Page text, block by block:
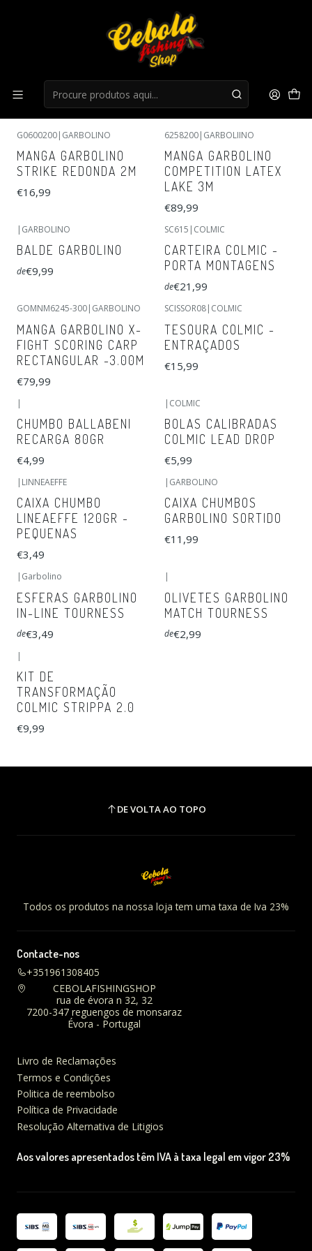
Acessorios Inglesa
Acessorios Inglesa
FILTROS
G0600200| GARBOLINO
MANGA GARBOLINO
STRIKE REDONDA 2M
€16,99
6258200| GARBOLIINO
MANGA GARBOLINO
COMPETITION LATEX
LAKE 3M
€89,99
| GARBOLINO
BALDE GARBOLINO
de€9,99
SC615 | COLMIC
CARTEIRA COLMIC -
PORTA MONTAGENS
de€21,99
GOMNM6245-300| GARBOLINO
MANGA GARBOLINO X-
FIGHT SCORING CARP
RECTANGULAR -3.00M
€79,99
SCISSOR08| COLMIC
TESOURA COLMIC -
ENTRAÇADOS
€15,99
|
CHUMBO BALLABENI
RECARGA 80GR
€4,99
| COLMIC
BOLAS CALIBRADAS
COLMIC LEAD DROP
€5,99
| LINNEAEFFE
CAIXA CHUMBO
LINEAEFFE 120GR -
PEQUENAS
€3,49
| GARBOLINO
CAIXA CHUMBOS
GARBOLINO SORTIDO
€11,99
Garbolino
ESFERAS GARBOLINO
IN-LINE TOURNESS
de€3,49
OLIVETES GARBOLINO
MATCH TOURNESS
de€2,99
|
KIT DE
TRANSFORMAÇÃO
COLMIC STRIPPA 2.0
€9,99
DE VOLTA AO TOPO
Todos os produtos na nossa loja tem uma taxa de Iva 23%
Contacte-nos
+351961308405
CEBOLAFISHINGSHOP
rua de évora n 32, 32
7200-347 reguengos de monsaraz
Évora - Portugal
Livro de Reclamações
Termos e Condições
Politica de reembolso
Política de Privacidade
Resolução Alternativa de Litigios
Aos valores apresentados têm IVA à taxa legal em vigor 23%